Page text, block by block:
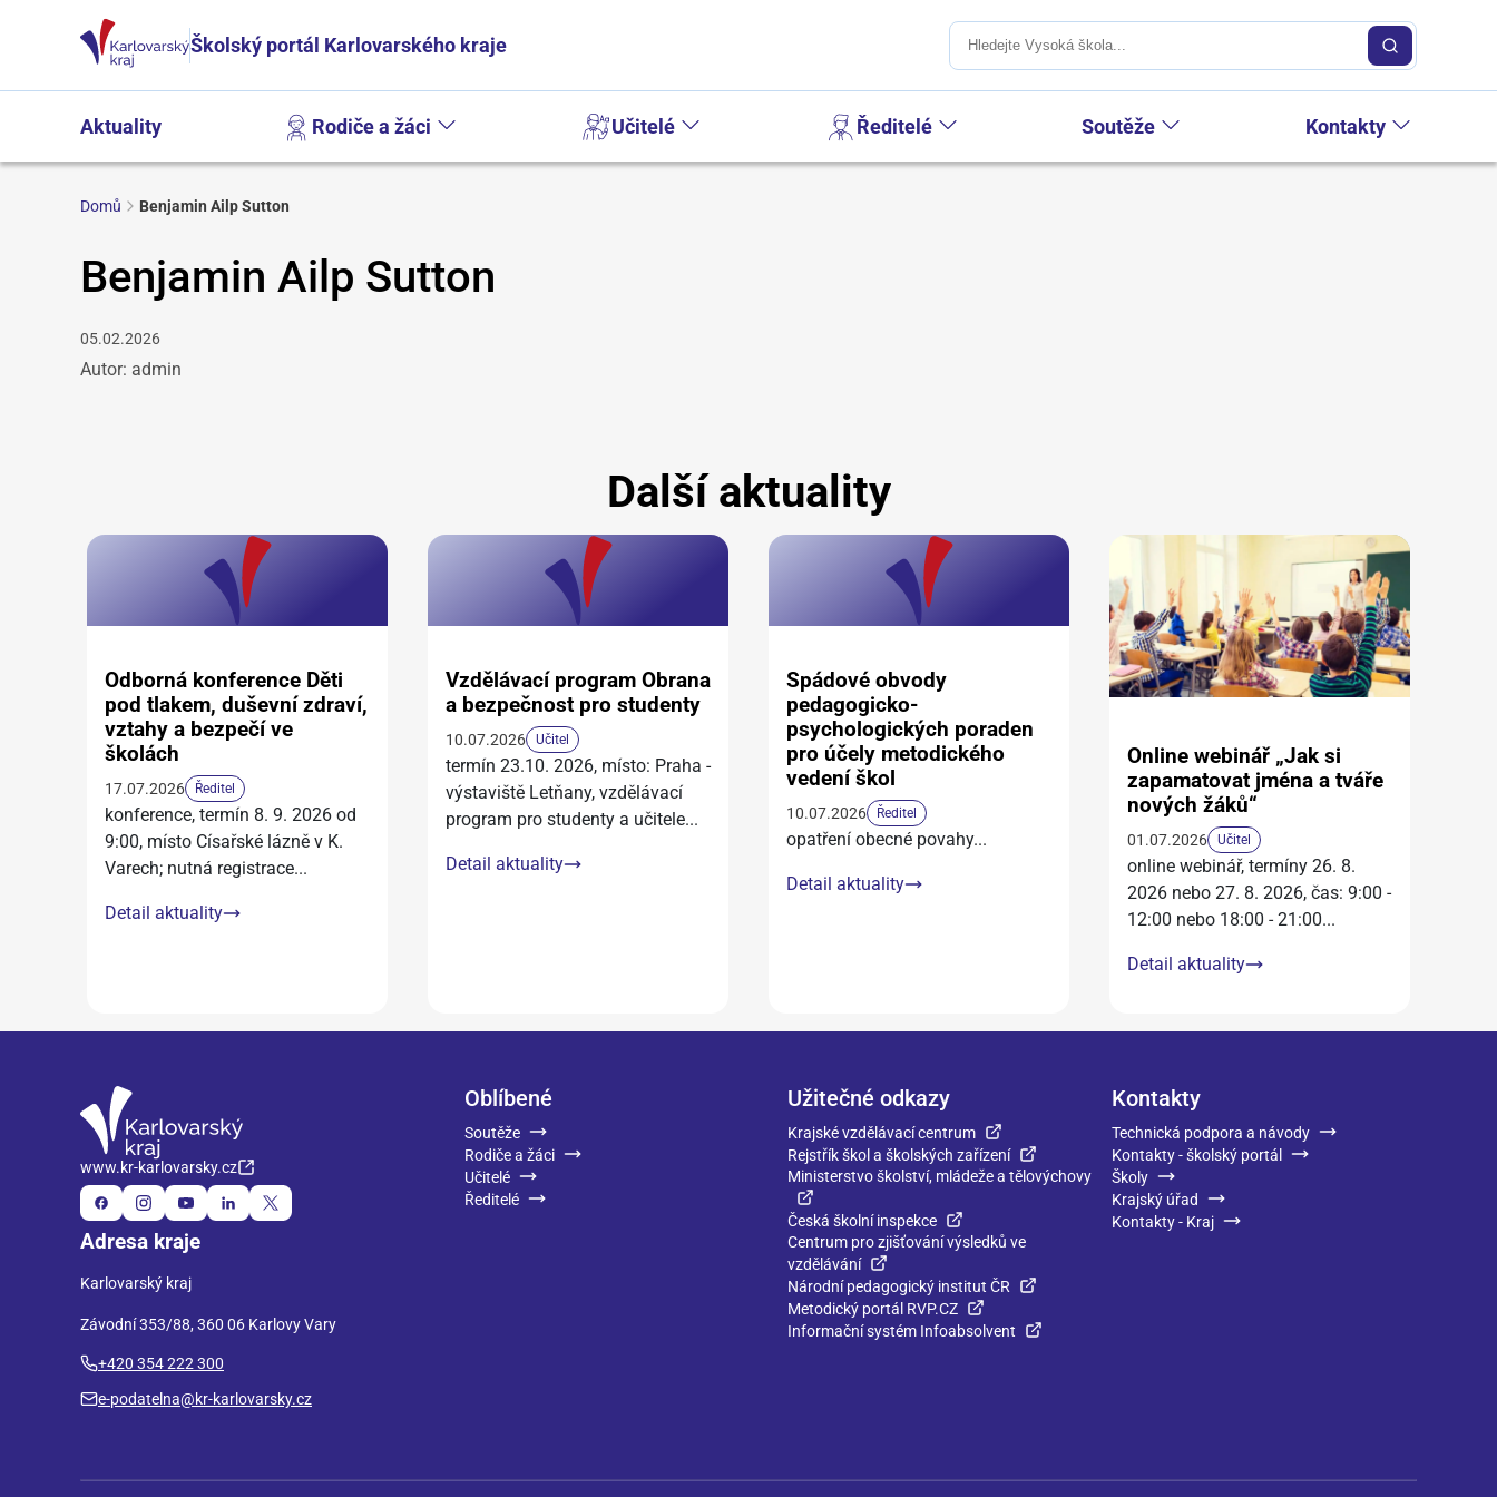
Školský portál Karlovarského kraje
Aktuality Rodiče a žáci Učitelé Ředitelé Soutěže Kontakty
Domů Benjamin Ailp Sutton
Benjamin Ailp Sutton
05.02.2026
Autor: admin
Další aktuality
Odborná konference Děti
pod tlakem, duševní zdraví,
vztahy a bezpečí ve
školách
17.07.2026 Ředitel
konference, termín 8. 9. 2026 od
9:00, místo Císařské lázně v K.
Varech; nutná registrace...
Detail aktuality
Vzdělávací program Obrana
a bezpečnost pro studenty
10.07.2026 Učitel
termín 23.10. 2026, místo: Praha -
výstaviště Letňany, vzdělávací
program pro studenty a učitele...
Detail aktuality
Spádové obvody
pedagogicko-
psychologických poraden
pro účely metodického
vedení škol
10.07.2026 Ředitel
opatření obecné povahy...
Detail aktuality
Online webinář „Jak si
zapamatovat jména a tváře
nových žáků“
01.07.2026 Učitel
online webinář, termíny 26. 8.
2026 nebo 27. 8. 2026, čas: 9:00 -
12:00 nebo 18:00 - 21:00...
Detail aktuality
www.kr-karlovarsky.cz
Adresa kraje
Karlovarský kraj
Závodní 353/88, 360 06 Karlovy Vary
+420 354 222 300
e-podatelna@kr-karlovarsky.cz
Oblíbené
Soutěže
Rodiče a žáci
Učitelé
Ředitelé
Užitečné odkazy
Krajské vzdělávací centrum
Rejstřík škol a školských zařízení
Ministerstvo školství, mládeže a tělovýchovy
Česká školní inspekce
Centrum pro zjišťování výsledků ve
vzdělávání
Národní pedagogický institut ČR
Metodický portál RVP.CZ
Informační systém Infoabsolvent
Kontakty
Technická podpora a návody
Kontakty - školský portál
Školy
Krajský úřad
Kontakty - Kraj